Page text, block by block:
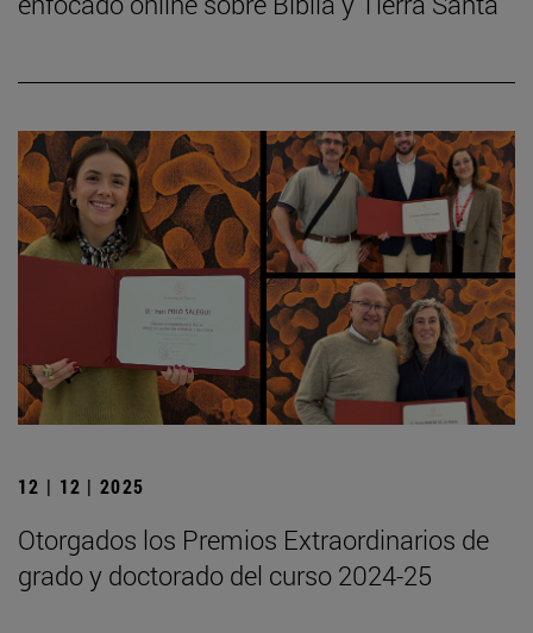
12 | 12 | 2025
Otorgados los Premios Extraordinarios de
grado y doctorado del curso 2024-25